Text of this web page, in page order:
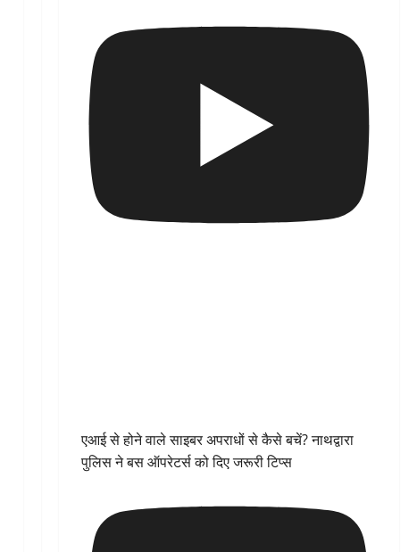
एआई से होने वाले साइबर अपराधों से कैसे बचें? नाथद्वारा
पुलिस ने बस ऑपरेटर्स को दिए जरूरी टिप्स